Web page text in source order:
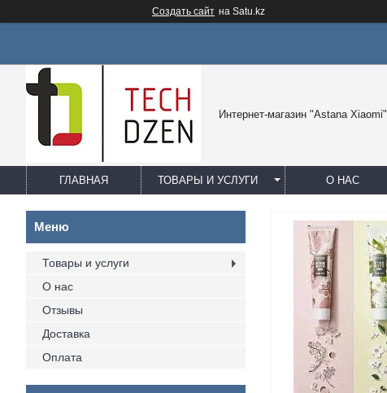
Создать сайт на Satu.kz
Интернет-магазин "Astana Xiaomi"
ГЛАВНАЯ ТОВАРЫ И УСЛУГИ О НАС
Товары и услуги
О нас
Отзывы
Доставка
Оплата